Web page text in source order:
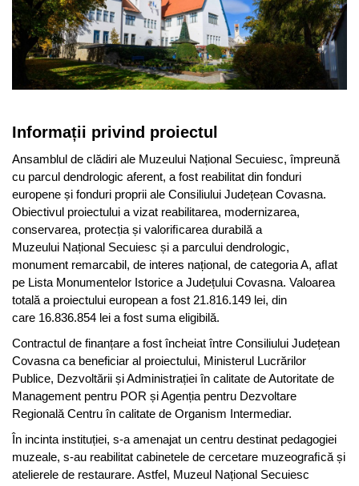
Informații privind proiectul
Ansamblul de clădiri ale Muzeului Național Secuiesc, împreună
cu parcul dendrologic aferent, a fost reabilitat din fonduri
europene și fonduri proprii ale Consiliului Județean Covasna.
Obiectivul proiectului a vizat reabilitarea, modernizarea,
conservarea, protecția și valoriﬁcarea durabilă a
Muzeului Național Secuiesc și a parcului dendrologic,
monument remarcabil, de interes național, de categoria A, aﬂat
pe Lista Monumentelor Istorice a Județului Covasna. Valoarea
totală a proiectului european a fost 21.816.149 lei, din
care 16.836.854 lei a fost suma eligibilă.
Contractul de finanțare a fost încheiat între Consiliului Județean
Covasna ca beneficiar al proiectului, Ministerul Lucrărilor
Publice, Dezvoltării și Administrației în calitate de Autoritate de
Management pentru POR și Agenția pentru Dezvoltare
Regională Centru în calitate de Organism Intermediar.
În incinta instituției, s-a amenajat un centru destinat pedagogiei
muzeale, s-au reabilitat cabinetele de cercetare muzeograﬁcă și
atelierele de restaurare. Astfel, Muzeul Național Secuiesc